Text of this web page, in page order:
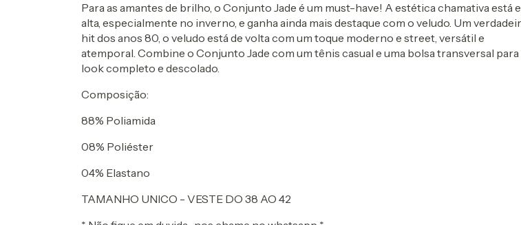
Para as amantes de brilho, o Conjunto Jade é um must-have! A estética chamativa está
alta, especialmente no inverno, e ganha ainda mais destaque com o veludo. Um
hit dos anos 80, o veludo está de volta com um toque moderno e street, versátil e
atemporal. Combine o Conjunto Jade com um tênis casual e uma bolsa transversal para
look completo e descolado.
Composição:
88% Poliamida
08% Poliéster
04% Elastano
TAMANHO UNICO - VESTE DO 38 AO 42